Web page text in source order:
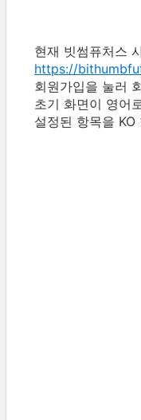
현재 빗썸퓨처스
https://
회원가입을 눌러
초기 화면이 영어
설정된 항목을